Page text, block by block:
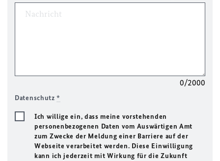
0/2000
Datenschutz*
Ich willige ein, dass meine vorstehenden
personenbezogenen Daten vom Auswärtigen Amt
zum Zwecke der Meldung einer Barriere auf der
Webseite verarbeitet werden. Diese Einwilligung
kann ich jederzeit mit Wirkung für die Zukunft